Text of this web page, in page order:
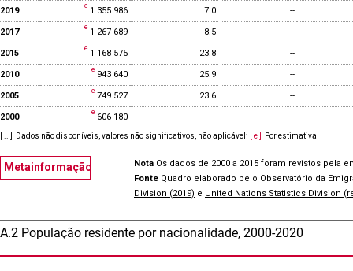
2019 1 355 986 7.0 --
2017 1 267 689 8.5 --
2015 1 168 575 23.8 --
2010 943 640 25.9 --
2005 749 527 23.6 --
2000 606 180 -- --
Dados não disponíveis, valores não significativos, não aplicável ; [ e ] Por estimativa
Metainformação Nota Os dados de 2000 a 2015 foram revistos pela
Fonte Quadro elaborado pelo Observatório da
Division (2019) e United Nations Statistics Division
A.2 População residente por nacionalidade, 2000-2020